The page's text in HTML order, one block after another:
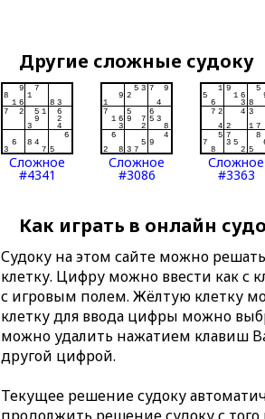
Другие сложные судоку
Сложное
#4341
Сложное
#3086
Сложное
#3363
Как играть в онлайн
Судоку на этом сайте можно
клетку. Цифру можно ввести как с
с игровым полем. Жёлтую клетку
клетку для ввода цифры можно
можно удалить нажатием клавиш
другой цифрой.
Текущее решение судоку